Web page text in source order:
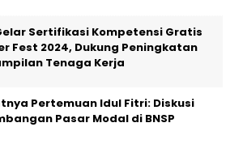
Sertifikasi Kompetensi Gratis
Fest 2024, Dukung Peningkatan
Tenaga Kerja
Pertemuan Idul Fitri: Diskusi
Pasar Modal di BNSP